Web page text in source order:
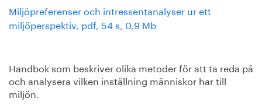
Miljöpreferenser och intressentanalyser ur ett
miljöperspektiv, pdf, 54 s, 0,9 Mb
Handbok som beskriver olika metoder för att ta reda på
och analysera vilken inställning människor har till
miljön.